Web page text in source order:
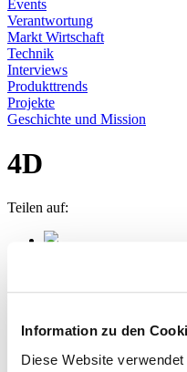
Information zu den
Diese Website
Events
Verantwortung
Markt Wirtschaft
Technik
Interviews
Produkttrends
Projekte
Geschichte und Mission
4D
Teilen auf: